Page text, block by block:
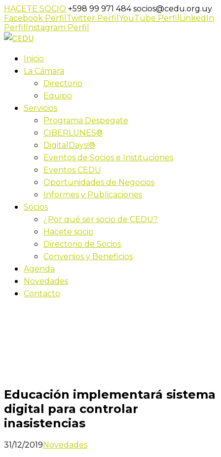
HACETE SOCIO +598 99 971 484socios@cedu.org.uy
Facebook Perfil Twitter Perfil YouTube Perfil LinkedIn
Perfil Instagram Perfil
Inicio
La Cámara
Directorio
Equipo
Servicios
Programa Despegate
CIBERLUNES®
DigitalDays!®
Eventos de Socios e Instituciones
Eventos CEDU
Oportunidades de Negocios
Informes y Publicaciones
Socios
¿Por qué ser socio de CEDU?
Hacete socio
Directorio de Socios
Convenios y Beneficios
Agenda
Novedades
Contacto
Educación implementará sistema
digital para controlar
inasistencias
31/12/2019Novedades